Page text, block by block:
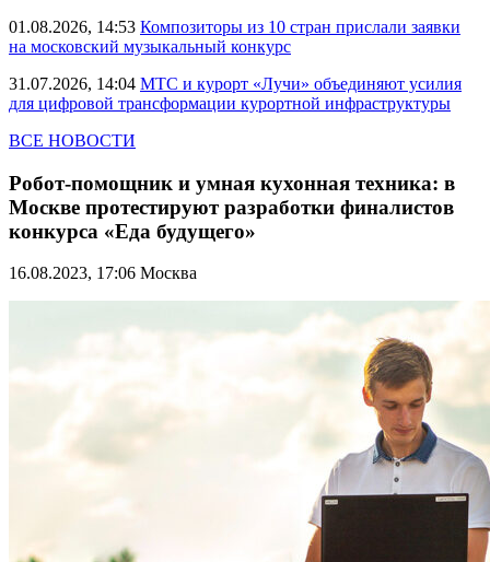
01.08.2026, 14:53 Композиторы из 10 стран прислали заявки
на московский музыкальный конкурс
31.07.2026, 14:04 МТС и курорт «Лучи» объединяют усилия
для цифровой трансформации курортной инфраструктуры
ВСЕ НОВОСТИ
Робот-помощник и умная кухонная техника: в
Москве протестируют разработки финалистов
конкурса «Еда будущего»
16.08.2023, 17:06 Москва